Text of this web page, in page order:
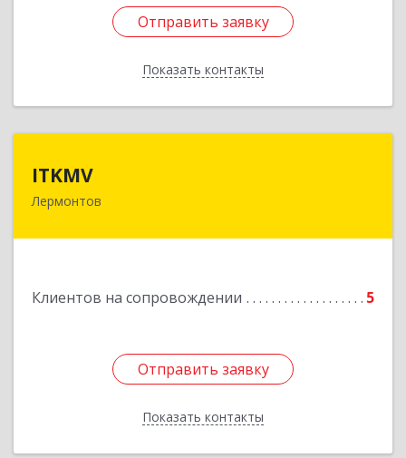
Отправить заявку
Показать контакты
Отправить заявку
Назад
ITKMV
Лермонтов
Клиентов на сопровождении 5
Отправить заявку
Показать контакты
Отправить заявку
Назад